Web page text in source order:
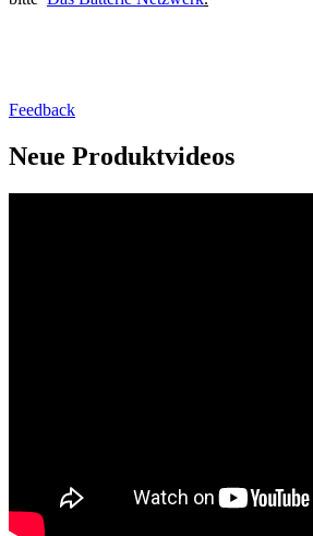
Feedback
Neue Produktvideos